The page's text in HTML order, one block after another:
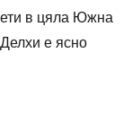
в цяла Южна
е ясно